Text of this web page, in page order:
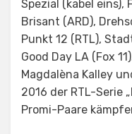
Spezial (kabel eins),
Brisant (ARD),
Punkt 12 (RTL),
Good Day LA (Fox
Magdalèna Kalley
2016 der RTL-Serie
Promi-Paare